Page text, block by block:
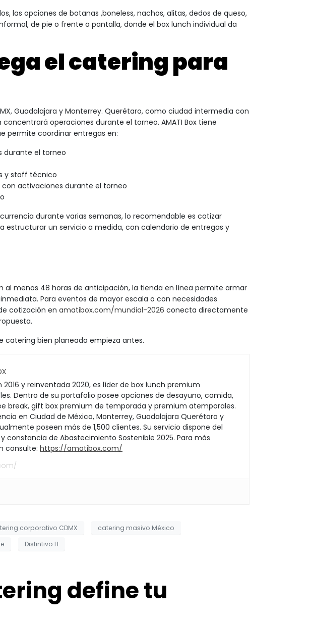
las opciones de botanas ,boneless, nachos, alitas, dedos de queso,
de pie o frente a pantalla, donde el box lunch individual da
el catering para
Guadalajara y Monterrey. Querétaro, como ciudad intermedia con
operaciones durante el torneo. AMATI Box tiene
permite coordinar entregas en:
durante el torneo
y staff técnico
activaciones durante el torneo
durante varias semanas, lo recomendable es cotizar
estructurar un servicio a medida, con calendario de entregas y
al menos 48 horas de anticipación, la tienda en línea permite armar
Para eventos de mayor escala o con necesidades
cotización en amatibox.com/mundial-2026 conecta directamente
catering bien planeada empieza antes.
2016 y reinventada 2020, es líder de box lunch premium
Dentro de su portafolio posee opciones de desayuno, comida,
break, gift box premium de temporada y premium atemporales.
en Ciudad de México, Monterrey, Guadalajara Querétaro y
poseen más de 1,500 clientes. Su servicio dispone del
constancia de Abastecimiento Sostenible 2025. Para más
consulte: https://amatibox.com/
corporativo CDMX
catering masivo México
Distintivo H
define tu